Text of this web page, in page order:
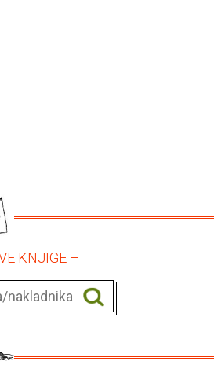
KNJIGE –